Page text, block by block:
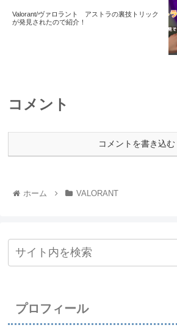
Valorant/ヴァロラント アストラの裏技トリック
が発見されたので紹介！
コメント
コメントを書き込む
ホーム VALORANT
プロフィール